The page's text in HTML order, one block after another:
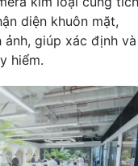
diện khuôn mặt,
giúp xác định và
hiểm.